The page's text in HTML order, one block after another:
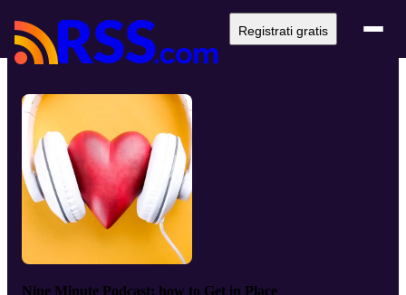
Registrati gratis
Nine Minute Podcast: how to Get in Place